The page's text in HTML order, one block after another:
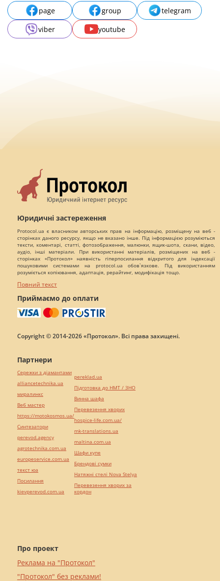
page group
telegram
viber
youtube
Юридичні застереження
Protocol.ua є власником авторських прав на інформацію, розміщену на веб -
сторінках даного ресурсу, якщо не вказано інше. Під інформацією розуміються
тексти, коментарі, статті, фотозображення, малюнки, ящик-шота, скани, відео,
аудіо, інші матеріали. При використанні матеріалів, розміщених на веб -
сторінках «Протокол» наявність гіперпосилання відкритого для індексації
пошуковими системами на protocol.ua обов`язкове. Під використанням
розуміється копіювання, адаптація, рерайтинг, модифікація тощо.
Повний текст
Приймаємо до оплати
Copyright © 2014-2026 «Протокол». Всі права захищені.
Про проект
Реклама на "Протокол"
"Протокол" без реклами!
Партнери
Сережки з діамантами
alliancetechnika.ua
миралинкс
Веб мастер
https://motokosmos.ua/
Синтезатори
perevod.agency
agrotechnika.com.ua
europeservice.com.ua
текст юа
Посилання
kievperevod.com.ua
pereklad.ua
Підготовка до НМТ / ЗНО
Винна шафа
Перевезення хворих
hospice-life.com.ua/
mk-translations.ua
maltina.com.ua
Шафи купе
Брендові сумки
Натяжні стелі Nova Stelya
Перевезення хворих за
кордон